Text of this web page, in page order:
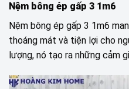
Nệm bông ép gấp 3 1m6
Nệm bông ép gấp 3 1m6
thoáng mát và tiện lợi cho
lượng, nó tạo ra những cảm